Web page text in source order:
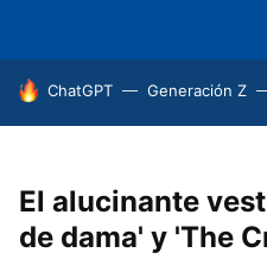
HOY SE HABLA DE
ChatGPT Generación Z
El alucinante
de dama' y 'The